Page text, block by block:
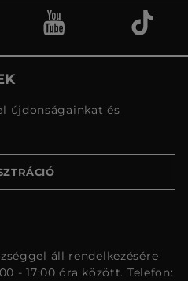
újdonságainkat és
áll rendelkezésére
- 17:00 óra között. Telefon: